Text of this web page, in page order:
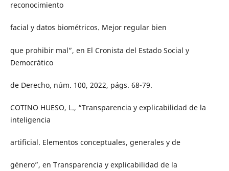
reconocimiento
facial y datos biométricos. Mejor regular bien
que prohibir mal”, en El Cronista del Estado Social y
Democrático
de Derecho, núm. 100, 2022, págs. 68-79.
COTINO HUESO, L., “Transparencia y explicabilidad de la
inteligencia
artificial. Elementos conceptuales, generales y de
género”, en Transparencia y explicabilidad de la